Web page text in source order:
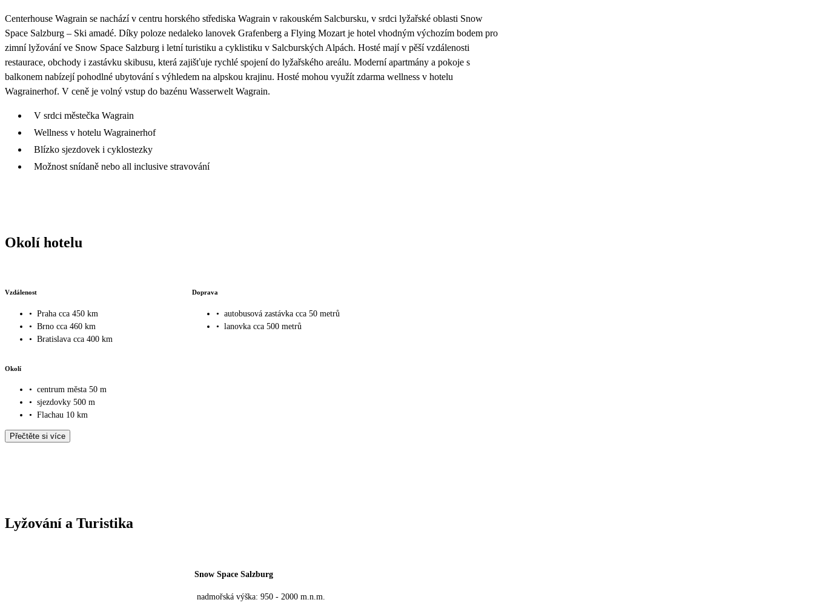
Centerhouse Wagrain se nachází v centru horského střediska Wagrain v rakouském Salcbursku, v srdci lyžařské oblasti Snow
Space Salzburg – Ski amadé. Díky poloze nedaleko lanovek Grafenberg a Flying Mozart je hotel vhodným výchozím bodem pro
zimní lyžování ve Snow Space Salzburg i letní turistiku a cyklistiku v Salcburských Alpách. Hosté mají v pěší vzdálenosti
restaurace, obchody i zastávku skibusu, která zajišťuje rychlé spojení do lyžařského areálu. Moderní apartmány a pokoje s
balkonem nabízejí pohodlné ubytování s výhledem na alpskou krajinu. Hosté mohou využít zdarma wellness v hotelu
Wagrainerhof. V ceně je volný vstup do bazénu Wasserwelt Wagrain.
V srdci městečka Wagrain
Wellness v hotelu Wagrainerhof
Blízko sjezdovek i cyklostezky
Možnost snídaně nebo all inclusive stravování
Okolí hotelu
Vzdálenost
• Praha cca 450 km
• Brno cca 460 km
• Bratislava cca 400 km
Doprava
• autobusová zastávka cca 50 metrů
• lanovka cca 500 metrů
Okolí
• centrum města 50 m
• sjezdovky 500 m
• Flachau 10 km
Přečtěte si více
Lyžování a Turistika
Snow Space Salzburg
nadmořská výška: 950 - 2000 m.n.m.